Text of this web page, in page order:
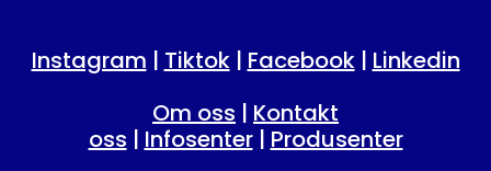
Instagram | Tiktok| Facebook| Linkedin
Om oss | Kontakt
oss | Infosenter| Produsenter